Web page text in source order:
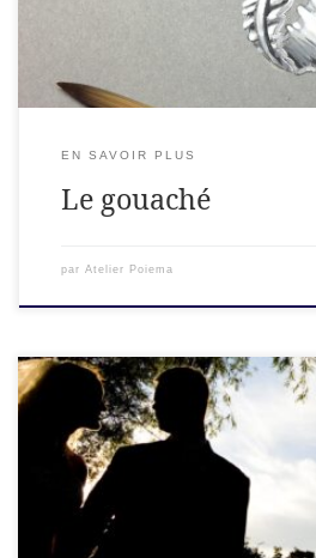
EN SAVOIR PLUS
Le gouaché
par Atelier Poiema
Nos modèles d'alliances. Cette liste
milliers de variantes sont possibles.
envies d'alliance avec l'équipe de
POIEMA, vos artisans bijoutier en